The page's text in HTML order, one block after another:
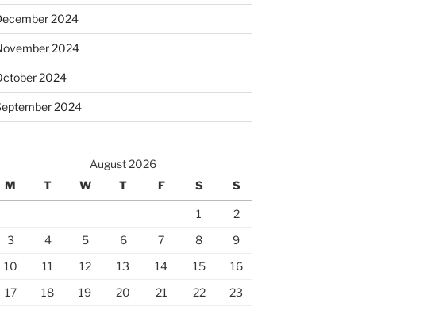
2024
2024
2024
2024
August 2026
M
T W T F S S
1
2
3
4 5 6 7 8
9
10
11 12 13 14 15
16
17
18 19 20 21 22
23